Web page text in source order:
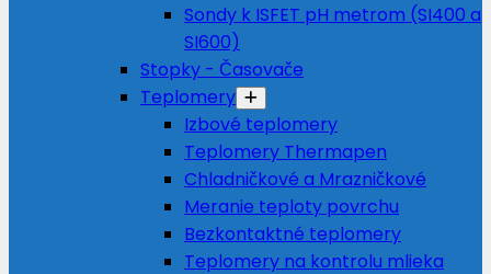
Sondy k ISFET pH metrom (SI400 a
SI600)
Stopky - Časovače
Teplomery
Izbové teplomery
Teplomery Thermapen
Chladničkové a Mrazničkové
Meranie teploty povrchu
Bezkontaktné teplomery
Teplomery na kontrolu mlieka